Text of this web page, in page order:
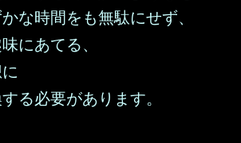
な時間をも無駄にせず、
にあてる、
る必要があります。